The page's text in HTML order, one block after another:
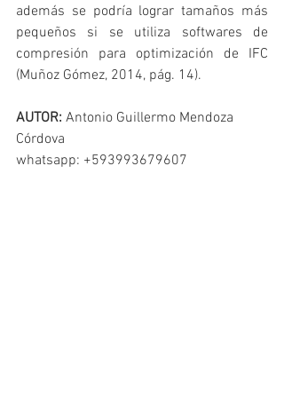
además se podría lograr tamaños más
pequeños si se utiliza softwares de
compresión para optimización de IFC
(Muñoz Gómez, 2014, pág. 14).
AUTOR: Antonio Guillermo Mendoza
Córdova
whatsapp: +593993679607